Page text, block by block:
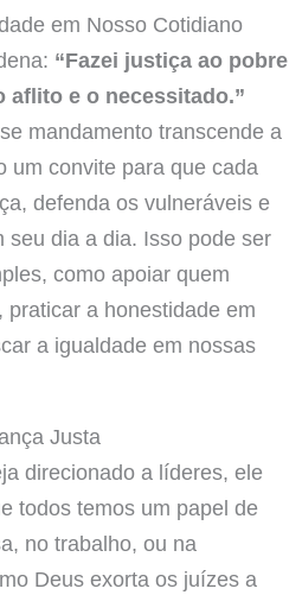
em Nosso Cotidiano
“Fazei justiça ao pobre
e o necessitado.”
mandamento transcende a
um convite para que cada
defenda os vulneráveis e
seu dia a dia. Isso pode ser
como apoiar quem
praticar a honestidade em
a igualdade em nossas
Justa
direcionado a líderes, ele
todos temos um papel de
no trabalho, ou na
Deus exorta os juízes a